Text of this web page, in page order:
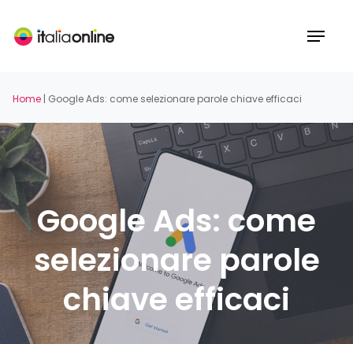
main
Menu
Home | Google Ads: come selezionare parole chiave efficaci
Google Ads: come
selezionare parole
chiave efficaci